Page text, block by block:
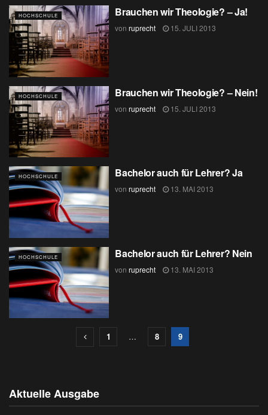
HOCHSCHULE Brauchen wir Theologie? – Ja!
von ruprecht 15. JULI 2013
HOCHSCHULE Brauchen wir Theologie? – Nein!
von ruprecht 15. JULI 2013
HOCHSCHULE Bachelor auch für Lehrer? Ja
von ruprecht 13. MAI 2013
HOCHSCHULE Bachelor auch für Lehrer? Nein
von ruprecht 13. MAI 2013
1 … 8 9
Aktuelle Ausgabe